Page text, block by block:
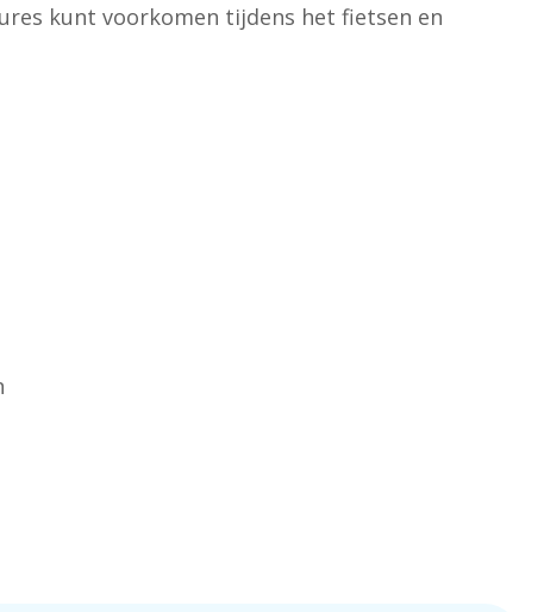
kunt voorkomen tijdens het fietsen en